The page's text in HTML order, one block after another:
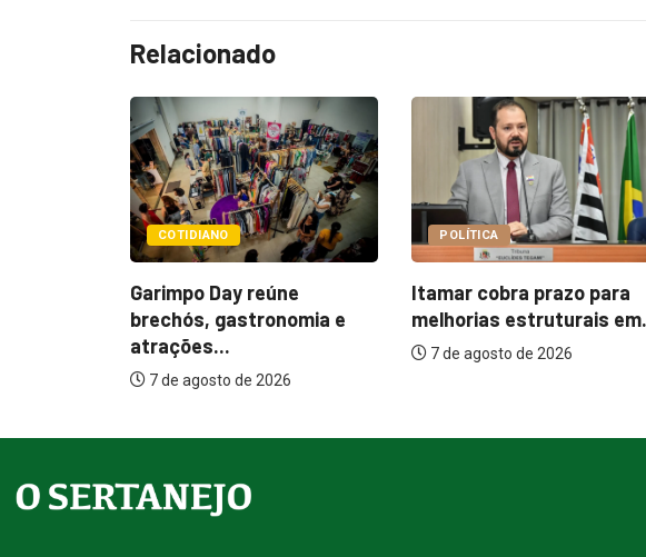
Relacionado
POLÍTICA
Itamar cobra prazo para
melhorias estruturais em...
7 de agosto de 2026
POLÍTICA
Paçoca questiona
Prefeitura sobre
internações e rede...